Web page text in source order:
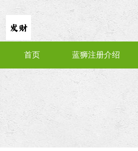
首页 蓝狮注册介绍